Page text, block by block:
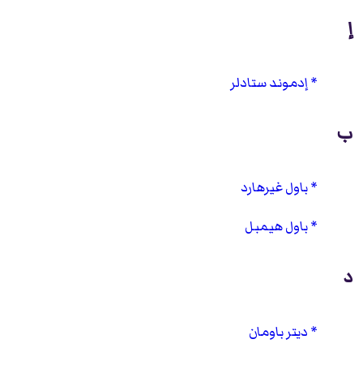
إ
إدموند ستادلر
ب
باول غيرهارد
باول هيمبل
د
ديتر باومان